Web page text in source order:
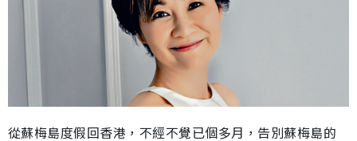
從蘇梅島度假回香港，不經不覺已個多月，告別蘇梅島的